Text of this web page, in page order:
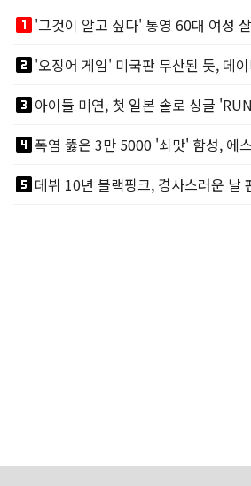
looks_one
looks_two
looks_3아이들 미연, 첫 일본 솔로 싱글
looks_4폭염 뚫은 3만 5000 '쇠맛' 함성, 에
looks_5데뷔 10년 블랙핑크, 경사스러운 날